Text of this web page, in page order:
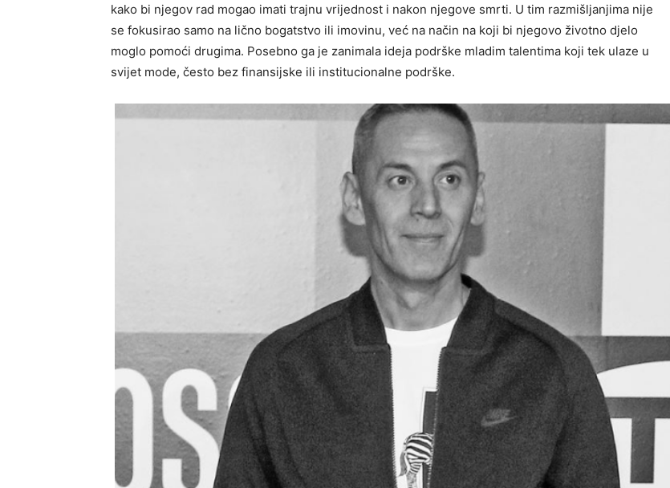
kako bi njegov rad mogao imati trajnu vrijednost i nakon njegove smrti. U tim razmišljanjima nije
se fokusirao samo na lično bogatstvo ili imovinu, već na način na koji bi njegovo životno djelo
moglo pomoći drugima. Posebno ga je zanimala ideja podrške mladim talentima koji tek ulaze u
svijet mode, često bez finansijske ili institucionalne podrške.